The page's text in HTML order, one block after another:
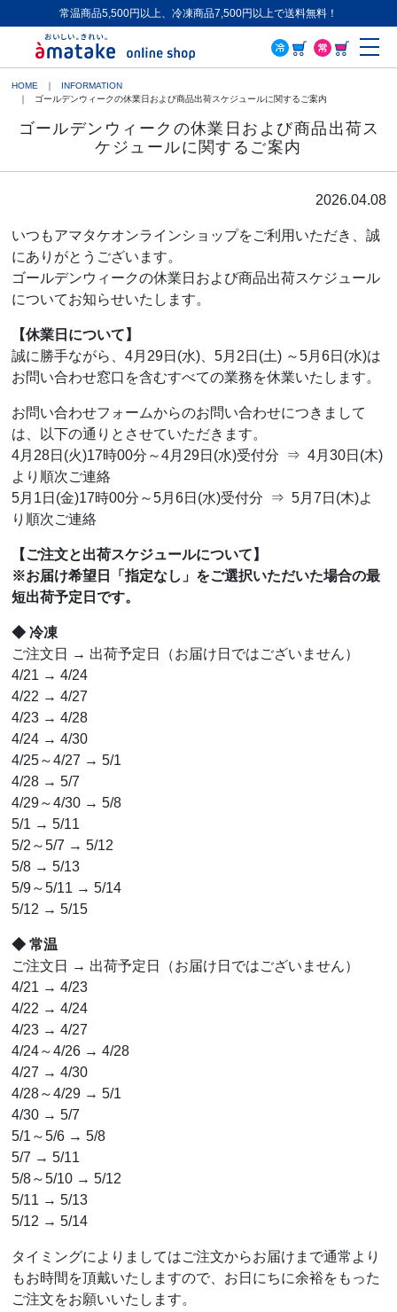
常温商品5,500円以上、冷凍商品7,500円以上で送料無料！
HOME
INFORMATION
ゴールデンウィークの休業日および商品出荷スケジュールに関するご案内
ゴールデンウィークの休業日および商品出荷ス
ケジュールに関するご案内
2026.04.08
いつもアマタケオンラインショップをご利用いただき、誠
にありがとうございます。
ゴールデンウィークの休業日および商品出荷スケジュール
についてお知らせいたします。
【休業日について】
誠に勝手ながら、4月29日(水)、5月2日(土) ～5月6日(水)は
お問い合わせ窓口を含むすべての業務を休業いたします。
お問い合わせフォームからのお問い合わせにつきまして
は、以下の通りとさせていただきます。
4月28日(火)17時00分～4月29日(水)受付分 ⇒ 4月30日(木)
より順次ご連絡
5月1日(金)17時00分～5月6日(水)受付分 ⇒ 5月7日(木)よ
り順次ご連絡
【ご注文と出荷スケジュールについて】
※お届け希望日「指定なし」をご選択いただいた場合の最
短出荷予定日です。
◆ 冷凍
ご注文日 → 出荷予定日（お届け日ではございません）
4/21 → 4/24
4/22 → 4/27
4/23 → 4/28
4/24 → 4/30
4/25～4/27 → 5/1
4/28 → 5/7
4/29～4/30 → 5/8
5/1 → 5/11
5/2～5/7 → 5/12
5/8 → 5/13
5/9～5/11 → 5/14
5/12 → 5/15
◆ 常温
ご注文日 → 出荷予定日（お届け日ではございません）
4/21 → 4/23
4/22 → 4/24
4/23 → 4/27
4/24～4/26 → 4/28
4/27 → 4/30
4/28～4/29 → 5/1
4/30 → 5/7
5/1～5/6 → 5/8
5/7 → 5/11
5/8～5/10 → 5/12
5/11 → 5/13
5/12 → 5/14
タイミングによりましてはご注文からお届けまで通常より
もお時間を頂戴いたしますので、お日にちに余裕をもった
ご注文をお願いいたします。